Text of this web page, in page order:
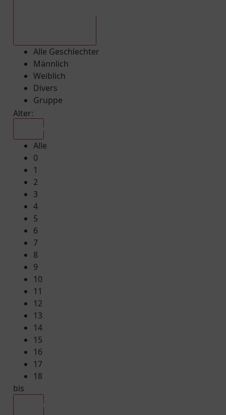
Alle Geschlechter
Männlich
Weiblich
Divers
Gruppe
Alter:
Alle
0
1
2
3
4
5
6
7
8
9
10
11
12
13
14
15
16
17
18
bis